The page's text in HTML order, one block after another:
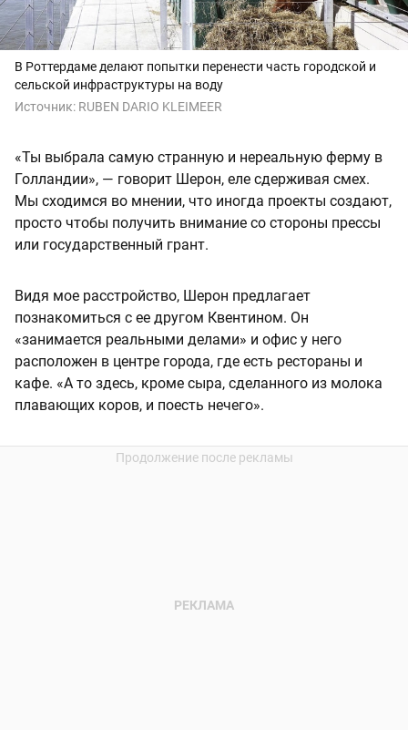
В Роттердаме делают попытки перенести часть городской и
сельской инфраструктуры на воду
Источник: RUBEN DARIO KLEIMEER
«Ты выбрала самую странную и нереальную ферму в
Голландии», — говорит Шерон, еле сдерживая смех.
Мы сходимся во мнении, что иногда проекты создают,
просто чтобы получить внимание со стороны прессы
или государственный грант.
Видя мое расстройство, Шерон предлагает
познакомиться с ее другом Квентином. Он
«занимается реальными делами» и офис у него
расположен в центре города, где есть рестораны и
кафе. «А то здесь, кроме сыра, сделанного из молока
плавающих коров, и поесть нечего».